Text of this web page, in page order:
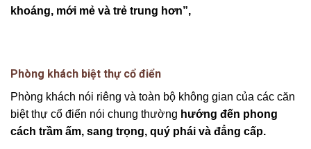
khoáng, mới mẻ và trẻ trung hơn”,
Phòng khách biệt thự cổ điển
Phòng khách nói riêng và toàn bộ không gian của các căn
biệt thự cổ điển nói chung thường hướng đến phong
cách trầm ấm, sang trọng, quý phái và đẳng cấp.